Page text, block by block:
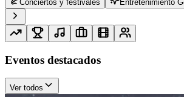
Conciertos y festivales
Entretenimiento
Eventos destacados
Ver todos